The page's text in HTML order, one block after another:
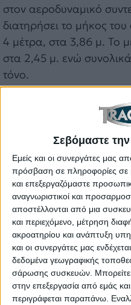
Σεβόμαστε την
Εμείς και οι συνεργάτες μας
πρόσβαση σε πληροφορίες σε
και επεξεργαζόμαστε
αναγνωριστικοί και
αποστέλλονται από μια
και περιεχόμενο, μέτρηση
ακροατηρίου και ανάπτυξη
και οι συνεργάτες μας
δεδομένα γεωγραφικής
σάρωσης συσκευών. Μπορείτε
στην επεξεργασία από εμάς
περιγράφεται παραπάνω.
στον αεροδυναμικό
διατηρήσει το μήκος
4 μέτρα, στα 3,86 μ. Το
στα 2,45 μ. ενώ
τόνο.
Περνώντας στο
τις διαφορές στην
πολυεπίπεδο, έχει
ποιοτικότερα και
αλλά και στην αφή. Ο
κλασική διάταξη και
ταχύμετρο και
κάθετη έγχρωμη οθόνη
οθόνη αφής στο κέντρο
Εξοπλιστικά, το
στον τομέα άνεσης και
αυτόν της ενεργητικής
χώροι του ικανοποιούν.